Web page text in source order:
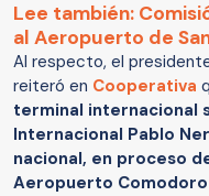
Lee también:
al Aeropuerto de
Al respecto, el
reiteró en Cooperativa
terminal internacional
Internacional Pablo
nacional, en proceso
Aeropuerto